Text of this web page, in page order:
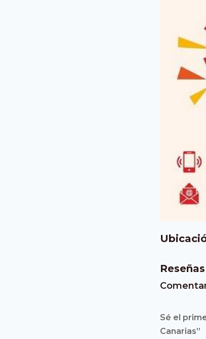
Reseñas
Sé el
Canarias”